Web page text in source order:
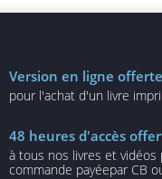
Version en ligne
pour l'achat d'un livre
48 heures d'accès
à tous nos livres et vidéos
commande payéepar CB